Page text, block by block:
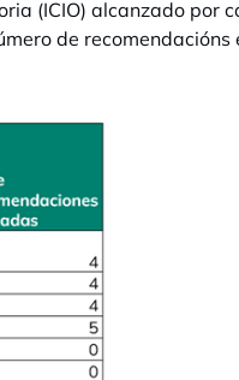
(ICIO) alcanzado por
de